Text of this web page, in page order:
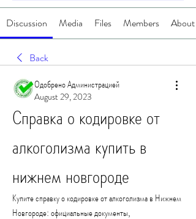
Discussion Media Files Members About
Back
Одобрено Администрацией
August 29, 2023
Справка о кодировке от
алкоголизма купить в
нижнем новгороде
Купите справку о кодировке от алкоголизма в Нижнем
Новгороде: официальные документы,